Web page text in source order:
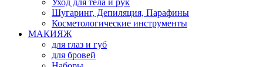
Шугаринг, Депиляция, Парафины
Косметологические инструменты
МАКИЯЖ
для глаз и губ
для бровей